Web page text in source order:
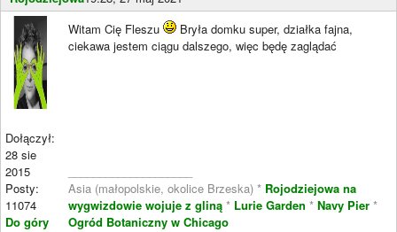
Dołączył:
28 sie
2015
Posty:
11074
Do góry
Witam Cię Fleszu
Bryła domku super, działka fajna,
ciekawa jestem ciągu dalszego, więc będę zaglądać
Asia (małopolskie, okolice Brzeska) * Rojodziejowa na
wygwizdowie wojuje z gliną * Lurie Garden * Navy Pier *
Ogród Botaniczny w Chicago